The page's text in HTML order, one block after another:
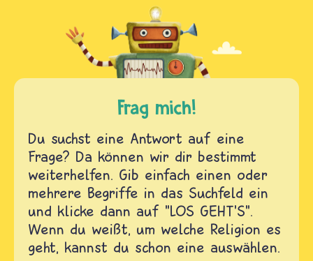
Frag mich!
Du suchst eine Antwort auf eine
Frage? Da können wir dir bestimmt
weiterhelfen. Gib einfach einen oder
mehrere Begriffe in das Suchfeld ein
und klicke dann auf "LOS GEHT'S".
Wenn du weißt, um welche Religion es
geht, kannst du schon eine auswählen.